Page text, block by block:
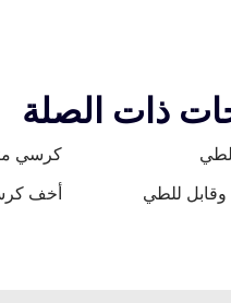
ذات الصلة
كرسي
للطي
أخف